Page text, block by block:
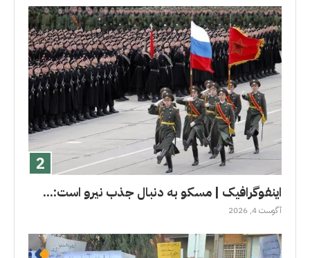
اینفوگرافیک | مسکو به دنبال جذب نیرو است:...
آگوست 4, 2026